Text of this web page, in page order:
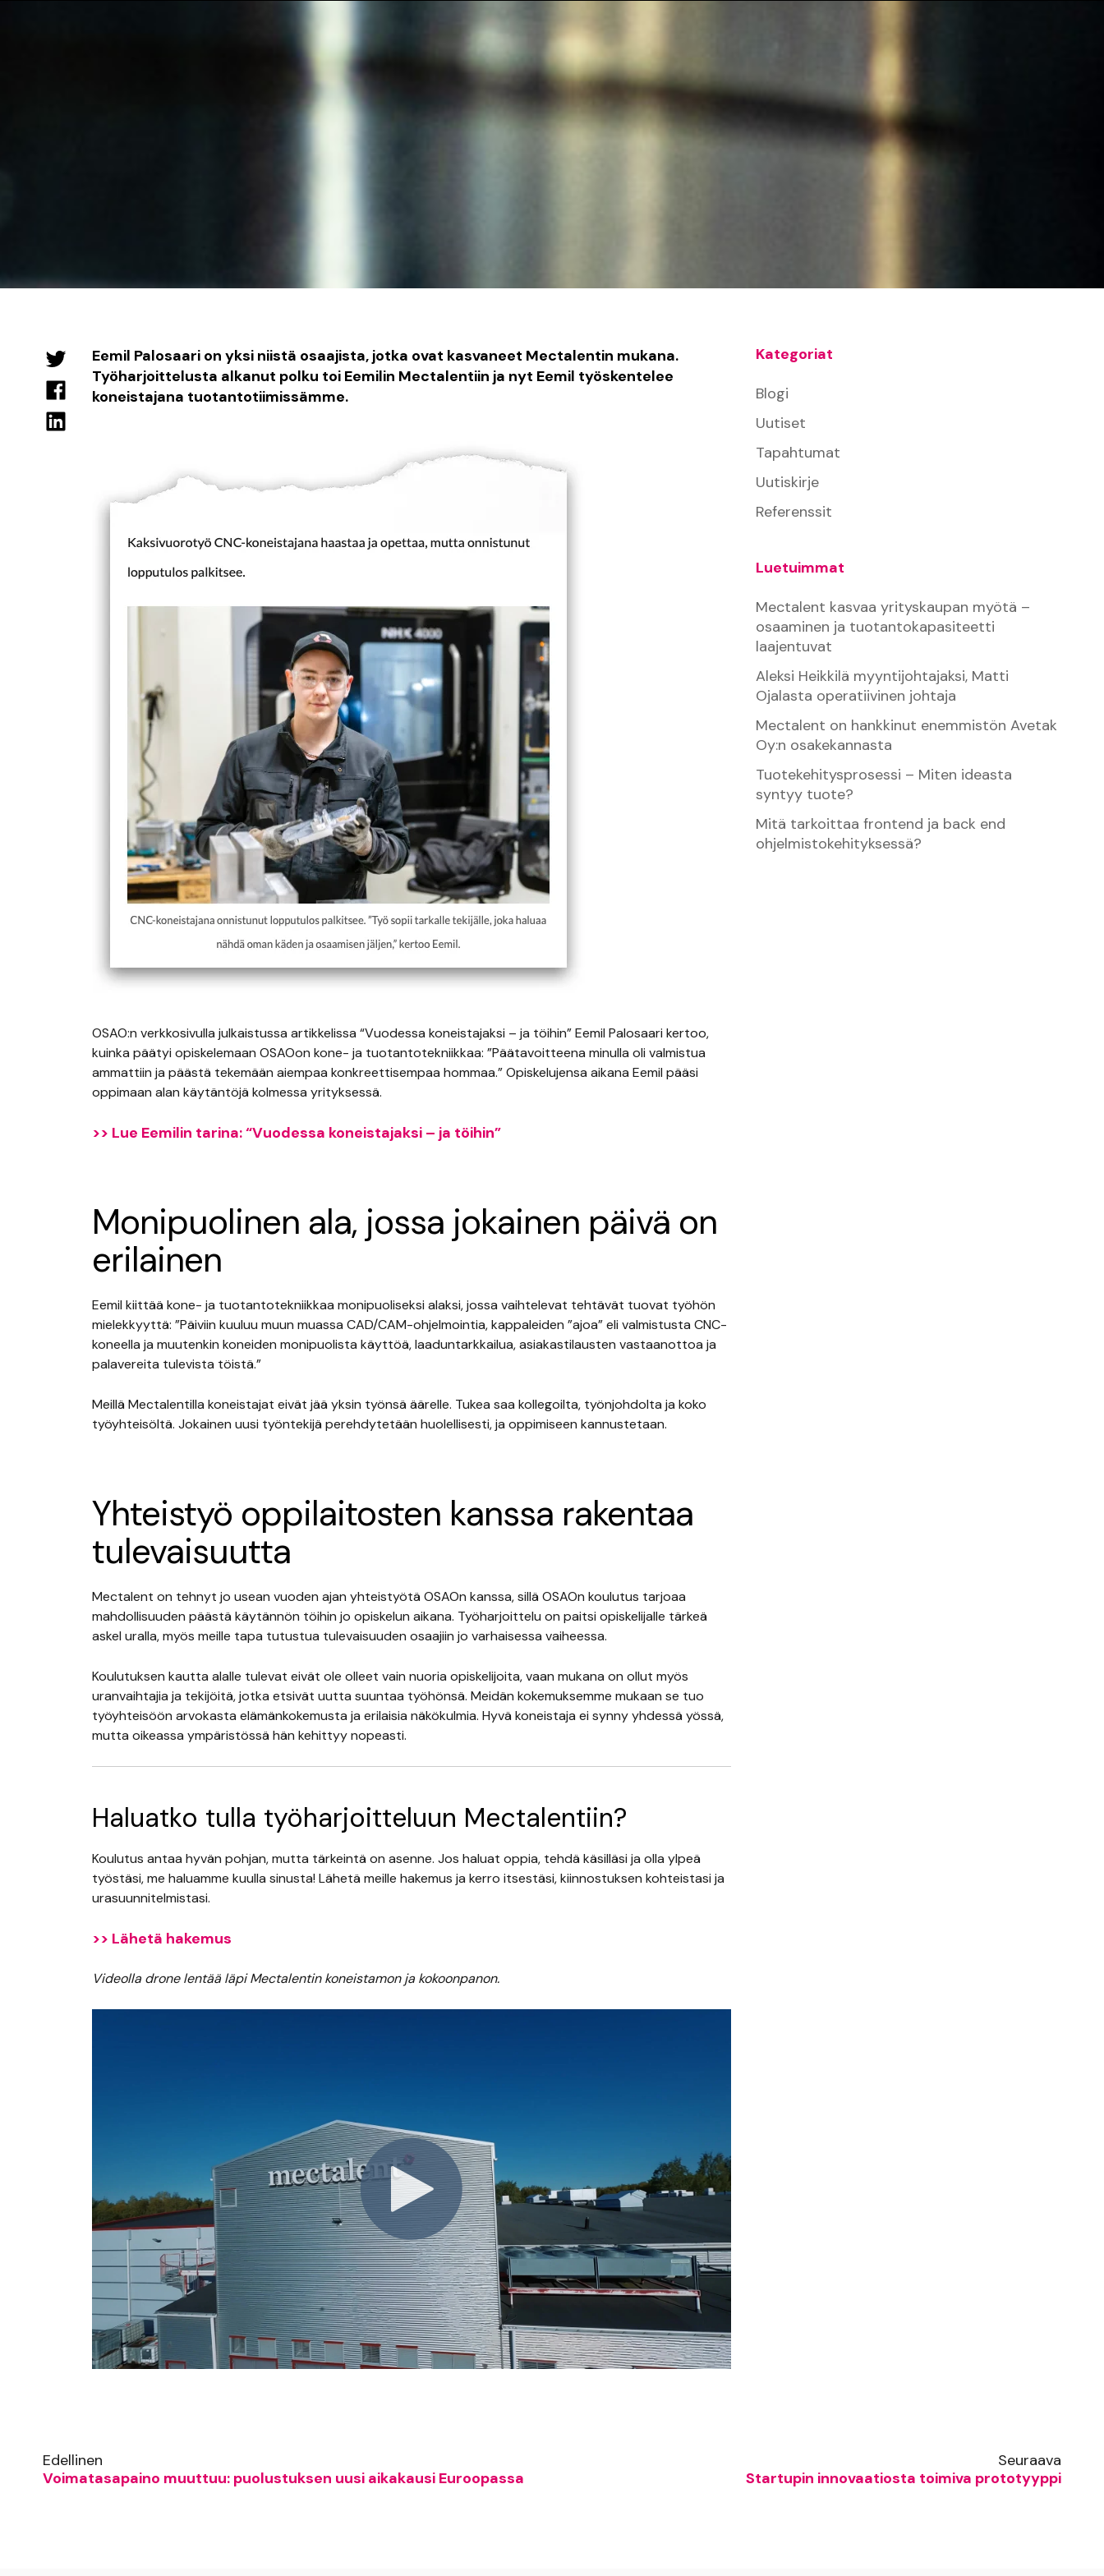
Eemil Palosaari on yksi niistä osaajista, jotka ovat kasvaneet Mectalentin mukana.
Työharjoittelusta alkanut polku toi Eemilin Mectalentiin ja nyt Eemil työskentelee
koneistajana tuotantotiimissämme.
OSAO:n verkkosivulla julkaistussa artikkelissa “Vuodessa koneistajaksi – ja töihin”Eemil Palosaari kertoo,
kuinka päätyi opiskelemaan OSAOon kone- ja tuotantotekniikkaa: ”Päätavoitteena minulla oli valmistua
ammattiin ja päästä tekemään aiempaa konkreettisempaa hommaa.”Opiskelujensa aikana Eemil pääsi
oppimaan alan käytäntöjä kolmessa yrityksessä.
>> Lue Eemilin tarina: “Vuodessa koneistajaksi – ja töihin”
Monipuolinen ala, jossa jokainen päivä on
erilainen
Eemil kiittää kone- ja tuotantotekniikkaa monipuoliseksi alaksi, jossa vaihtelevat tehtävät tuovat työhön
mielekkyyttä: ”Päiviin kuuluu muun muassa CAD/CAM-ohjelmointia, kappaleiden ”ajoa” eli valmistusta CNC-
koneella ja muutenkin koneiden monipuolista käyttöä, laaduntarkkailua, asiakastilausten vastaanottoa ja
palavereita tulevista töistä.”
Meillä Mectalentilla koneistajat eivät jää yksin työnsä äärelle. Tukea saa kollegoilta, työnjohdolta ja koko
työyhteisöltä. Jokainen uusi työntekijä perehdytetään huolellisesti, ja oppimiseen kannustetaan.
Yhteistyö oppilaitosten kanssa rakentaa
tulevaisuutta
Mectalent on tehnyt jo usean vuoden ajan yhteistyötä OSAOn kanssa, sillä OSAOn koulutus tarjoaa
mahdollisuuden päästä käytännön töihin jo opiskelun aikana. Työharjoittelu on paitsi opiskelijalle tärkeä
askel uralla, myös meille tapa tutustua tulevaisuuden osaajiin jo varhaisessa vaiheessa.
Koulutuksen kautta alalle tulevat eivät ole olleet vain nuoria opiskelijoita, vaan mukana on ollut myös
uranvaihtajia ja tekijöitä, jotka etsivät uutta suuntaa työhönsä. Meidän kokemuksemme mukaan se tuo
työyhteisöön arvokasta elämänkokemusta ja erilaisia näkökulmia. Hyvä koneistaja ei synny yhdessä yössä,
mutta oikeassa ympäristössä hän kehittyy nopeasti.
Haluatko tulla työharjoitteluun Mectalentiin?
Koulutus antaa hyvän pohjan, mutta tärkeintä on asenne. Jos haluat oppia, tehdä käsilläsi ja olla ylpeä
työstäsi, me haluamme kuulla sinusta! Lähetä meille hakemus ja kerro itsestäsi, kiinnostuksen kohteistasi ja
urasuunnitelmistasi.
>> Lähetä hakemus
Videolla drone lentää läpi Mectalentin koneistamon ja kokoonpanon.
Kategoriat
Blogi
Uutiset
Tapahtumat
Uutiskirje
Referenssit
Luetuimmat
Mectalent kasvaa yrityskaupan myötä –
osaaminen ja tuotantokapasiteetti
laajentuvat
Aleksi Heikkilä myyntijohtajaksi, Matti
Ojalasta operatiivinen johtaja
Mectalent on hankkinut enemmistön Avetak
Oy:n osakekannasta
Tuotekehitysprosessi – Miten ideasta
syntyy tuote?
Mitä tarkoittaa frontend ja back end
ohjelmistokehityksessä?
Edellinen
Voimatasapaino muuttuu: puolustuksen uusi aikakausi Euroopassa
Seuraava
Startupin innovaatiosta toimiva prototyyppi